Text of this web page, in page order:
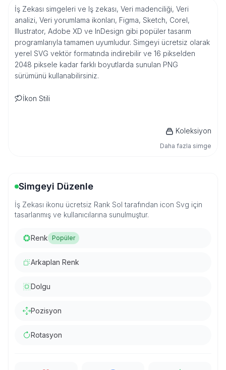
İş Zekası simgeleri ve Iş zekası, Veri madenciliği, Veri
analizi, Veri yorumlama ikonları, Figma, Sketch, Corel,
Illustrator, Adobe XD ve InDesign gibi popüler tasarım
programlarıyla tamamen uyumludur. Simgeyi ücretsiz olarak
yerel SVG vektör formatında indirebilir ve 16 pikselden
2048 piksele kadar farklı boyutlarda sunulan PNG
sürümünü kullanabilirsiniz.
İkon Stili
Koleksiyon
Daha fazla simge
Simgeyi Düzenle
İş Zekası ikonu ücretsiz Rank Sol tarafından icon Svg için
tasarlanmış ve kullanıcılarına sunulmuştur.
Renk Popüler
Arkaplan Renk
Dolgu
Pozisyon
Rotasyon